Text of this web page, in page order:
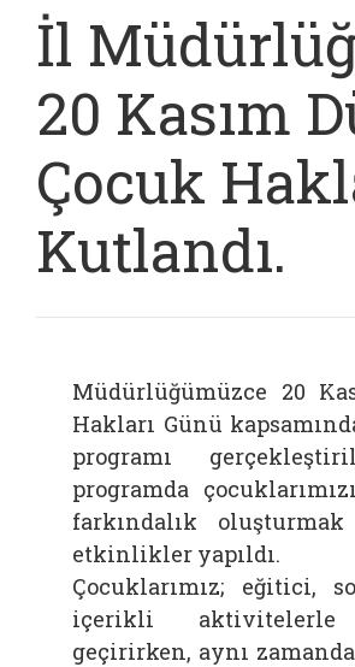
İl
20 Kasım
Çocuk
Kutlandı.
Müdürlüğümüzce 20
Hakları Günü
programı
programda
farkındalık
etkinlikler yapıldı.
Çocuklarımız; eğitici,
içerikli
geçirirken, aynı